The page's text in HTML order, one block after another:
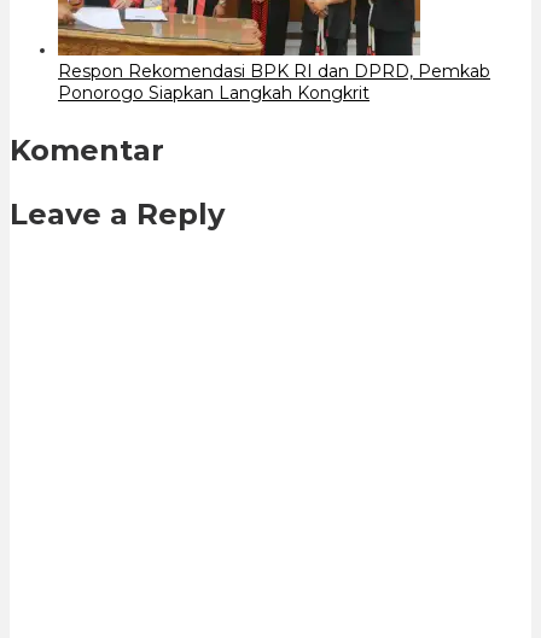
Respon Rekomendasi BPK RI dan DPRD, Pemkab
Ponorogo Siapkan Langkah Kongkrit
Komentar
Leave a Reply